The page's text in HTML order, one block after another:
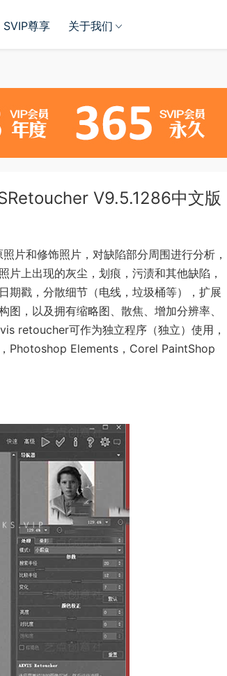
SVIP尊享 关于我们
V9.5.1286中文版
片和修饰照片，对缺陷部分周围进行分析，
上出现的灰尘，划痕，污渍和其他缺陷，
期戳，分散细节（电线，垃圾桶等），扩展
，以及拥有缩略图、散焦、增加分辨率、
retoucher可作为独立程序（独立）使用，
Photoshop Elements，Corel PaintShop